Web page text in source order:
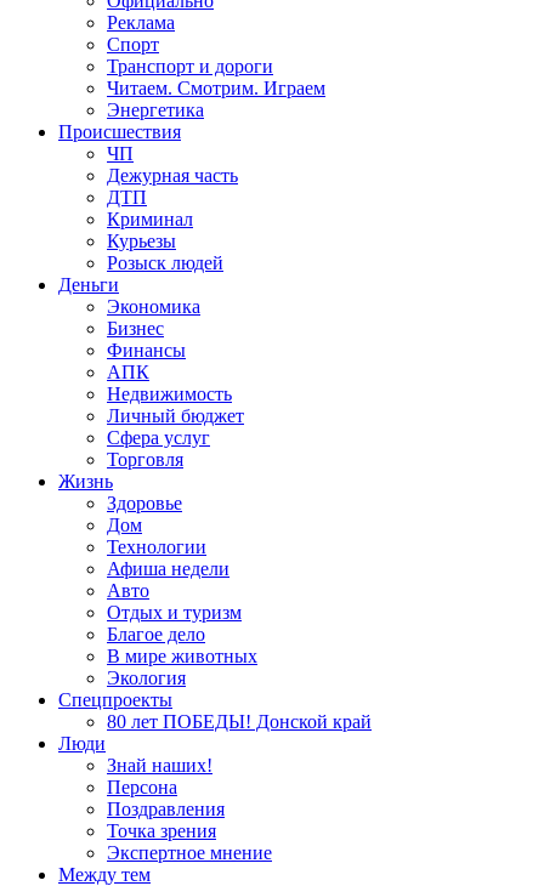
Реклама
Спорт
Транспорт и дороги
Читаем. Смотрим. Играем
Энергетика
Происшествия
ЧП
Дежурная часть
ДТП
Криминал
Курьезы
Розыск людей
Деньги
Экономика
Бизнес
Финансы
АПК
Недвижимость
Личный бюджет
Сфера услуг
Торговля
Жизнь
Здоровье
Дом
Технологии
Афиша недели
Авто
Отдых и туризм
Благое дело
В мире животных
Экология
Спецпроекты
80 лет ПОБЕДЫ! Донской край
Люди
Знай наших!
Персона
Поздравления
Точка зрения
Экспертное мнение
Между тем